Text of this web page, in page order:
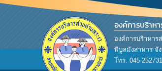
องค์การบริาห
องค์การบริาหาร
พิบูลมังสาหาร จั
โทร. 045-